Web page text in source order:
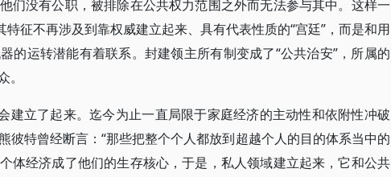
们没有公职，被排除在公共权力范围之外而无法参与其中。这样一
特征不再涉及到靠权威建立起来、具有代表性质的“宫廷”，而是和用
的运转潜能有着联系。封建领主所有制变成了“公共治安”，所属的
建立了起来。迄今为止一直局限于家庭经济的主动性和依附性冲破
彼特曾经断言：“那些把整个个人都放到超越个人的目的体系当中的
体经济成了他们的生存核心，于是，私人领域建立起来，它和公共